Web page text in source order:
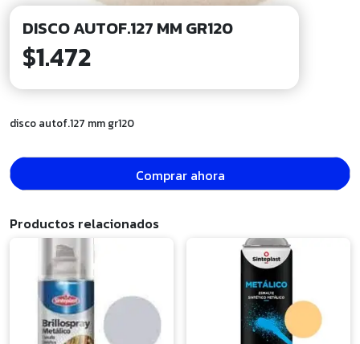
DISCO AUTOF.127 MM GR120
$1.472
disco autof.127 mm gr120
Comprar ahora
Productos relacionados